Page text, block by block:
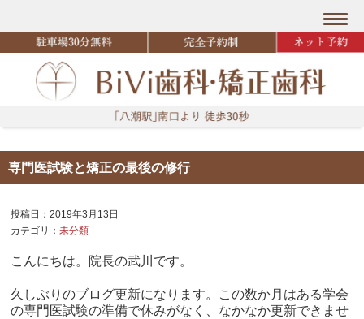
専門医試験と矯正の最後の修行
投稿日：2019年3月13日
カテゴリ：未分類
こんにちは。院長の武川です。
久しぶりのブログ更新になります。この数か月はある学会
の専門医試験の準備で休みがなく、なかなか更新できませ